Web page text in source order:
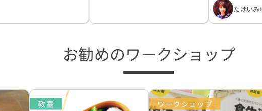
たけいみ
お勧めのワークショップ
教室 ワークショップ